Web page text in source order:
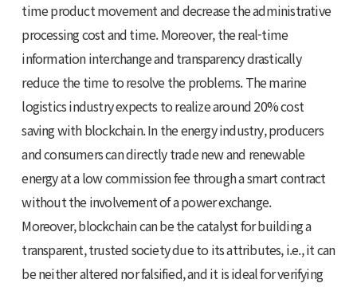
time product movement and decrease the administrative
processing cost and time. Moreover, the real-time
information interchange and transparency drastically
reduce the time to resolve the problems. The marine
logistics industry expects to realize around 20% cost
saving with blockchain. In the energy industry, producers
and consumers can directly trade new and renewable
energy at a low commission fee through a smart contract
without the involvement of a power exchange.
Moreover, blockchain can be the catalyst for building a
transparent, trusted society due to its attributes, i.e., it can
be neither altered nor falsified, and it is ideal for verifying